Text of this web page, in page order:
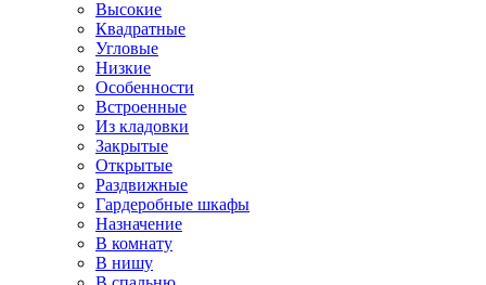
Высокие
Квадратные
Угловые
Низкие
Особенности
Встроенные
Из кладовки
Закрытые
Открытые
Раздвижные
Гардеробные шкафы
Назначение
В комнату
В нишу